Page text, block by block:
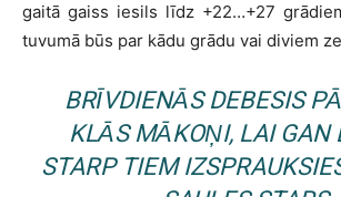
gaitā gaiss iesils līdz +22…+27
tuvumā būs par kādu grādu vai diviem
BRĪVDIENĀS DEBESIS
KLĀS MĀKOŅI, LAI GAN
STARP TIEM